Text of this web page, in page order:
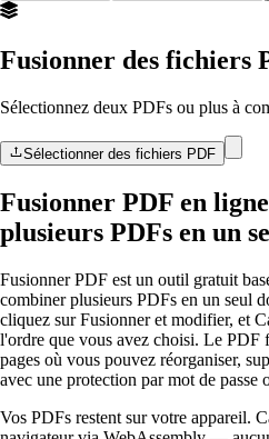
Fusionner des fichiers
Sélectionnez deux PDFs ou plus à
Sélectionner des fichiers PDF
Fusionner PDF en
plusieurs PDFs en un
Fusionner PDF est un outil gratuit
combiner plusieurs PDFs en un seul
cliquez sur Fusionner et modifier, et
l'ordre que vous avez choisi. Le PDF
pages où vous pouvez réorganiser,
avec une protection par mot de passe
Vos PDFs restent sur votre appareil.